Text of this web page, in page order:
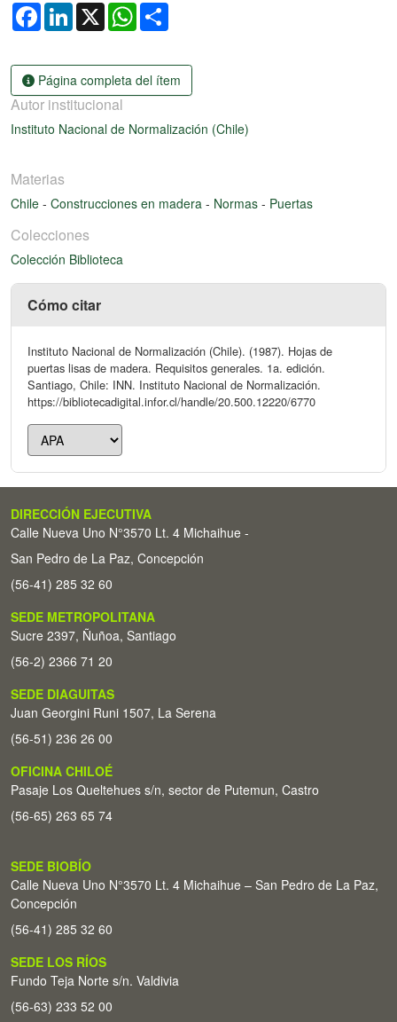
FacebookLinkedIn
X WhatsApp
Página completa del ítem
Autor institucional
Instituto Nacional de Normalización (Chile)
Materias
Chile - Construcciones en madera - Normas - Puertas
Colecciones
Colección Biblioteca
Cómo citar
Instituto Nacional de Normalización (Chile). (1987). Hojas de
puertas lisas de madera. Requisitos generales. 1a. edición.
Santiago, Chile: INN. Instituto Nacional de Normalización.
https://bibliotecadigital.infor.cl/handle/20.500.12220/6770
DIRECCIÓN EJECUTIVA
Calle Nueva Uno N°3570 Lt. 4 Michaihue -
San Pedro de La Paz, Concepción
(56-41) 285 32 60
SEDE METROPOLITANA
Sucre 2397, Ñuñoa, Santiago
(56-2) 2366 71 20
SEDE DIAGUITAS
Juan Georgini Runi 1507, La Serena
(56-51) 236 26 00
OFICINA CHILOÉ
Pasaje Los Queltehues s/n, sector de Putemun, Castro
(56-65) 263 65 74
SEDE BIOBÍO
Calle Nueva Uno N°3570 Lt. 4 Michaihue – San Pedro de La Paz,
Concepción
(56-41) 285 32 60
SEDE LOS RÍOS
Fundo Teja Norte s/n. Valdivia
(56-63) 233 52 00